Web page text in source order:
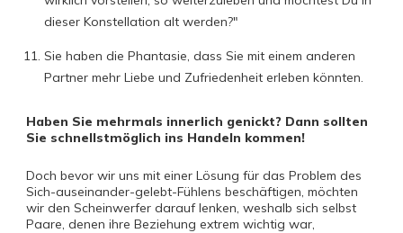
dieser Konstellation alt werden?"
Sie haben die Phantasie, dass Sie mit einem anderen
Partner mehr Liebe und Zufriedenheit erleben könnten.
Haben Sie mehrmals innerlich genickt? Dann sollten
Sie schnellstmöglich ins Handeln kommen!
Doch bevor wir uns mit einer Lösung für das Problem des
Sich-auseinander-gelebt-Fühlens beschäftigen, möchten
wir den Scheinwerfer darauf lenken, weshalb sich selbst
Paare, denen ihre Beziehung extrem wichtig war,